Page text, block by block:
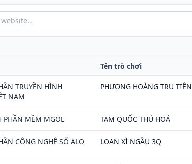
Tên trò chơi
TRUYỀN HÌNH
NAM
PHƯỢNG HOÀNG TRU TIÊN
PHẦN MỀM MGOL TAM QUỐC THÚ HOÁ
CÔNG NGHỆ SỐ ALO LOẠN XÌ NGẦU 3Q